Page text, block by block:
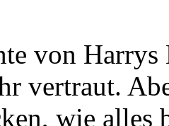
von
vertraut.
wie alles